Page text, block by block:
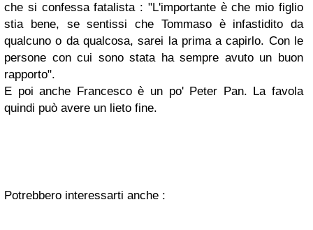
che si confessa fatalista : "L'importante è che mio figlio
stia bene, se sentissi che Tommaso è infastidito da
qualcuno o da qualcosa, sarei la prima a capirlo. Con le
persone con cui sono stata ha sempre avuto un buon
rapporto".
E poi anche Francesco è un po' Peter Pan. La favola
quindi può avere un lieto fine.
Potrebbero interessarti anche :